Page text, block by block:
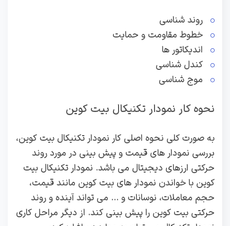
روند شناسی
خطوط مقاومت و حمایت
اندیکاتور ها
کندل شناسی
موج شناسی
نحوه کار نمودار تکنیکال بیت کوین
به صورت کلی نحوه اصلی کار نمودار تکنیکال بیت کوین،
بررسی نمودار های قیمت و پیش بینی در مورد روند
حرکتی ارزهای دیجیتال می باشد. نمودار تکنیکال بیت
کوین با خواندن نمودار های بیت کوین مانند قیمت،
حجم معاملات، نوسانات و … می تواند آینده و روند
حرکتی بیت کوین را پیش بینی کند. از دیگر مراحل کاری